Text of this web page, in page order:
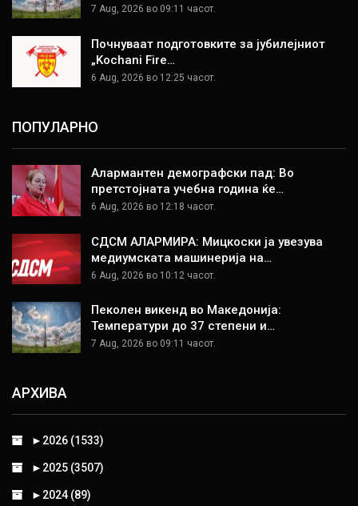
7 Aug, 2026 во 09:11 часот.
Почнуваат подготовките за јубилејниот
„Kochani Fire…
6 Aug, 2026 во 12:25 часот.
ПОПУЛАРНО
Алармантен демографски пад: Во
претстојната учебна година ќе…
6 Aug, 2026 во 12:18 часот.
СДСМ АЛАРМИРА: Мицкоски ја увезува
медиумската машинерија на…
6 Aug, 2026 во 10:12 часот.
Пеколен викенд во Македонија:
Температури до 37 степени и…
7 Aug, 2026 во 09:11 часот.
АРХИВА
► 2026 (1533)
► 2025 (3507)
► 2024 (89)